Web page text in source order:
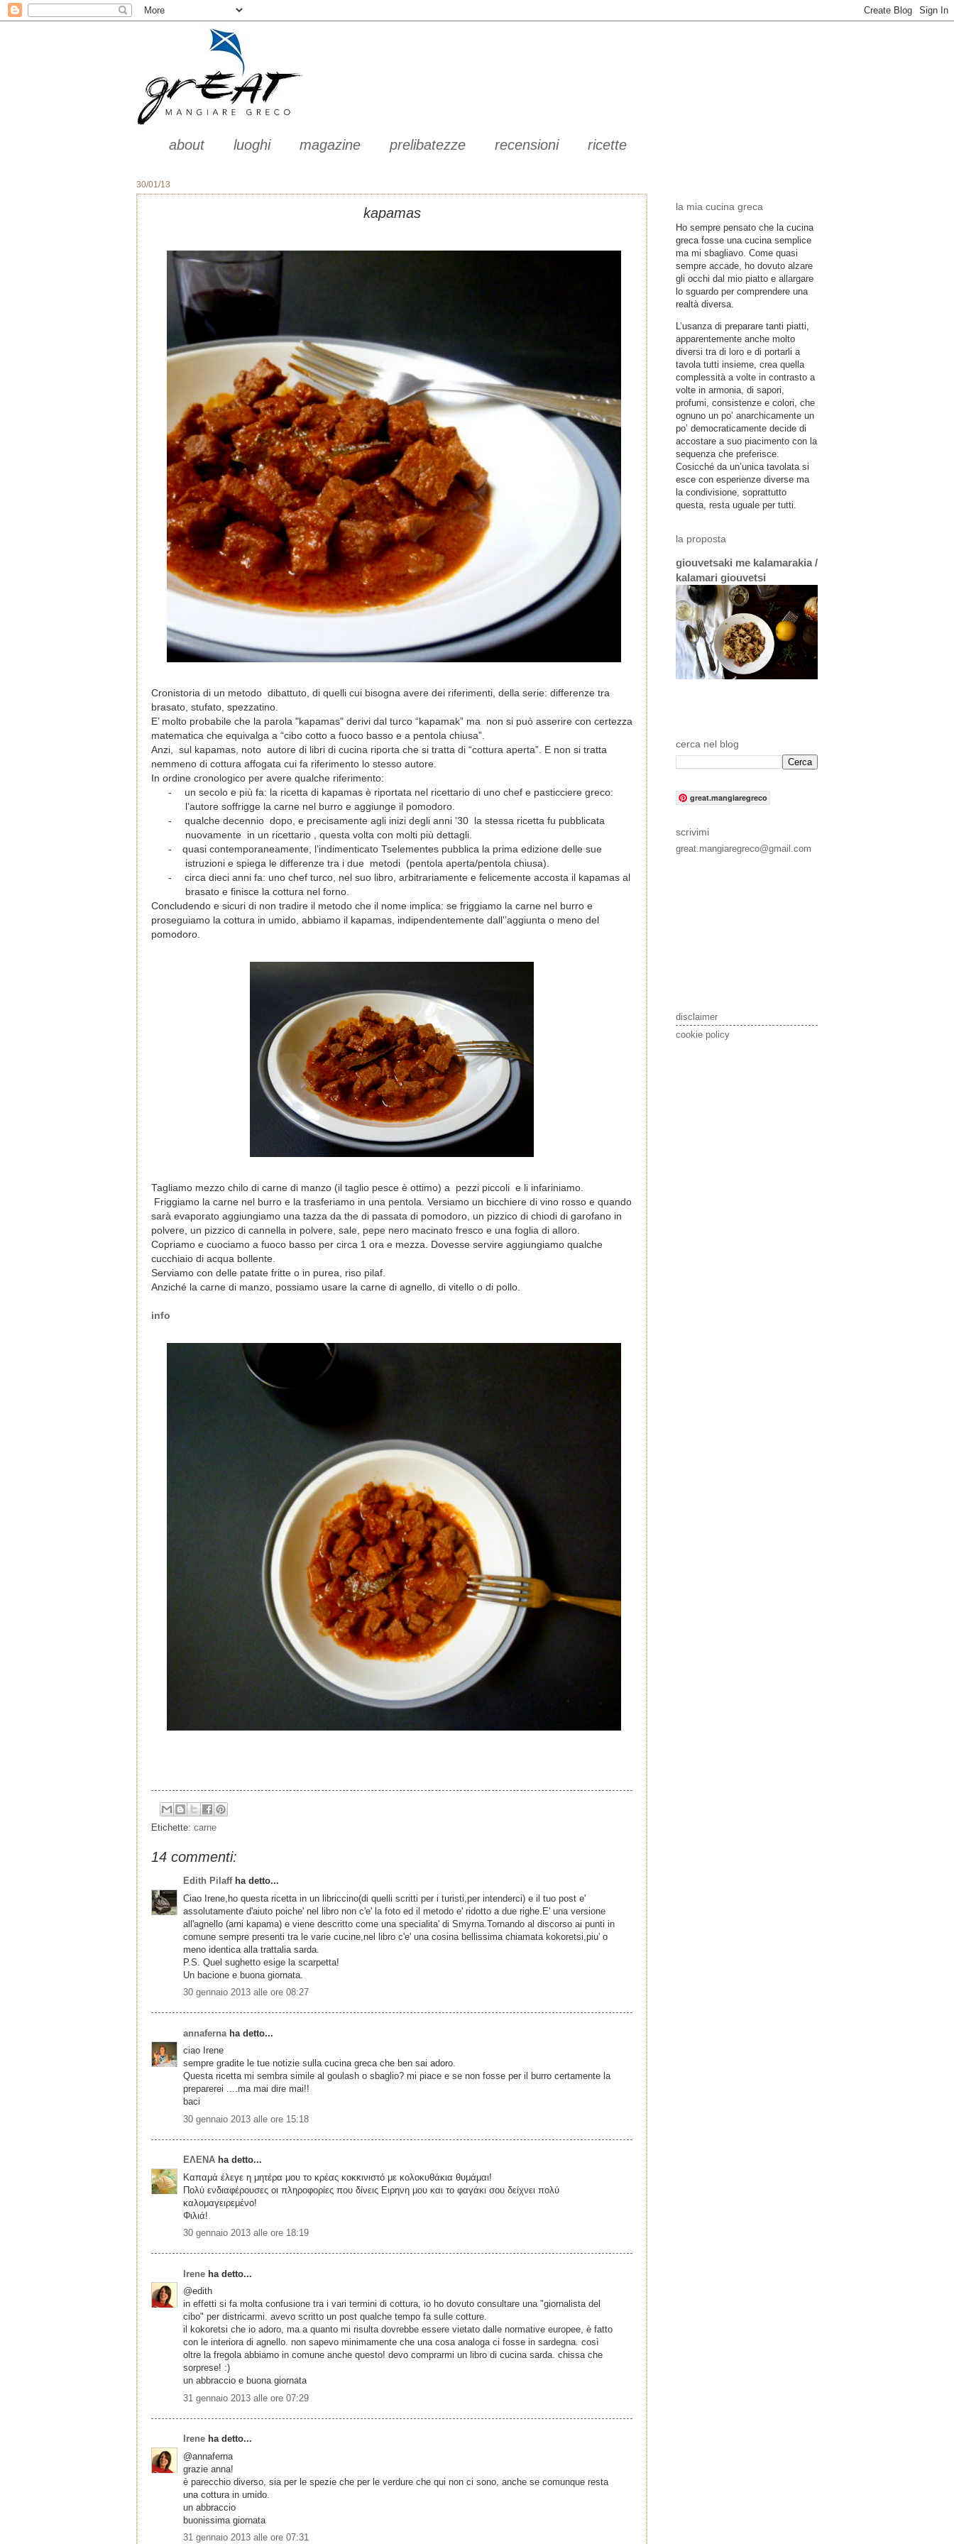
about luoghi magazine prelibatezze recensioni ricette
30/01/13
kapamas
Cronistoria di un metodo dibattuto, di quelli cui bisogna avere dei riferimenti, della serie: differenze tra
brasato, stufato, spezzatino.
E’ molto probabile che la parola "kapamas" derivi dal turco “kapamak” ma non si può asserire con certezza
matematica che equivalga a “cibo cotto a fuoco basso e a pentola chiusa”.
Anzi, sul kapamas, noto autore di libri di cucina riporta che si tratta di “cottura aperta”. E non si tratta
nemmeno di cottura affogata cui fa riferimento lo stesso autore.
In ordine cronologico per avere qualche riferimento:
-
un secolo e più fa: la ricetta di kapamas è riportata nel ricettario di uno chef e pasticciere greco:
l’autore soffrigge la carne nel burro e aggiunge il pomodoro.
-
qualche decennio dopo, e precisamente agli inizi degli anni ’30 la stessa ricetta fu pubblicata
nuovamente in un ricettario , questa volta con molti più dettagli.
-
quasi contemporaneamente, l’indimenticato Tselementes pubblica la prima edizione delle sue
istruzioni e spiega le differenze tra i due metodi (pentola aperta/pentola chiusa).
-
circa dieci anni fa: uno chef turco, nel suo libro, arbitrariamente e felicemente accosta il kapamas al
brasato e finisce la cottura nel forno.
Concludendo e sicuri di non tradire il metodo che il nome implica: se friggiamo la carne nel burro e
proseguiamo la cottura in umido, abbiamo il kapamas, indipendentemente dall'’aggiunta o meno del
pomodoro.
Tagliamo mezzo chilo di carne di manzo (il taglio pesce è ottimo) a pezzi piccoli e li infariniamo.
Friggiamo la carne nel burro e la trasferiamo in una pentola. Versiamo un bicchiere di vino rosso e quando
sarà evaporato aggiungiamo una tazza da the di passata di pomodoro, un pizzico di chiodi di garofano in
polvere, un pizzico di cannella in polvere, sale, pepe nero macinato fresco e una foglia di alloro.
Copriamo e cuociamo a fuoco basso per circa 1 ora e mezza. Dovesse servire aggiungiamo qualche
cucchiaio di acqua bollente.
Serviamo con delle patate fritte o in purea, riso pilaf.
Anziché la carne di manzo, possiamo usare la carne di agnello, di vitello o di pollo.
info
Etichette: carne
14 commenti:
Edith Pilaffha detto...
Ciao Irene,ho questa ricetta in un libriccino(di quelli scritti per i turisti,per intenderci) e il tuo post e'
assolutamente d'aiuto poiche' nel libro non c'e' la foto ed il metodo e' ridotto a due righe.E' una versione
all'agnello (arni kapama) e viene descritto come una specialita' di Smyrna.Tornando al discorso ai punti in
comune sempre presenti tra le varie cucine,nel libro c'e' una cosina bellissima chiamata kokoretsi,piu' o
meno identica alla trattalia sarda.
P.S. Quel sughetto esige la scarpetta!
Un bacione e buona giornata.
30 gennaio 2013 alle ore 08:27
annaferna ha detto...
ciao Irene
sempre gradite le tue notizie sulla cucina greca che ben sai adoro.
Questa ricetta mi sembra simile al goulash o sbaglio? mi piace e se non fosse per il burro certamente la
preparerei ....ma mai dire mai!!
baci
30 gennaio 2013 alle ore 15:18
ΕΛΕΝΑ ha detto...
Καπαμά έλεγε η μητέρα μου το κρέας κοκκινιστό με κολοκυθάκια θυμάμαι!
Πολύ ενδιαφέρουσες οι πληροφορίες που δίνεις Ειρηνη μου και το φαγάκι σου δείχνει πολύ
καλομαγειρεμένο!
Φιλιά!
30 gennaio 2013 alle ore 18:19
Irene ha detto...
@edith
in effetti si fa molta confusione tra i vari termini di cottura, io ho dovuto consultare una "giornalista del
cibo" per districarmi. avevo scritto un post qualche tempo fa sulle cotture.
il kokoretsi che io adoro, ma a quanto mi risulta dovrebbe essere vietato dalle normative europee, è fatto
con le interiora di agnello. non sapevo minimamente che una cosa analoga ci fosse in sardegna. così
oltre la fregola abbiamo in comune anche questo! devo comprarmi un libro di cucina sarda. chissa che
sorprese! :)
un abbraccio e buona giornata
31 gennaio 2013 alle ore 07:29
Irene ha detto...
@annaferna
grazie anna!
è parecchio diverso, sia per le spezie che per le verdure che qui non ci sono, anche se comunque resta
una cottura in umido.
un abbraccio
buonissima giornata
31 gennaio 2013 alle ore 07:31
la mia cucina greca
Ho sempre pensato che la cucina
greca fosse una cucina semplice
ma mi sbagliavo. Come quasi
sempre accade, ho dovuto alzare
gli occhi dal mio piatto e allargare
lo sguardo per comprendere una
realtà diversa.
L’usanza di preparare tanti piatti,
apparentemente anche molto
diversi tra di loro e di portarli a
tavola tutti insieme, crea quella
complessità a volte in contrasto a
volte in armonia, di sapori,
profumi, consistenze e colori, che
ognuno un po’ anarchicamente un
po’ democraticamente decide di
accostare a suo piacimento con la
sequenza che preferisce.
Cosicché da un’unica tavolata si
esce con esperienze diverse ma
la condivisione, soprattutto
questa, resta uguale per tutti.
la proposta
giouvetsaki me kalamarakia /
kalamari giouvetsi
cerca nel blog
great.mangiaregreco
scrivimi
great.mangiaregreco@gmail.com
disclaimer
cookie policy